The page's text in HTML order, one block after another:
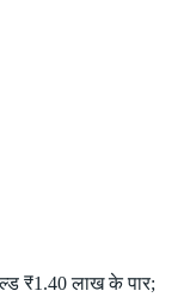
₹1.40 लाख के पार;